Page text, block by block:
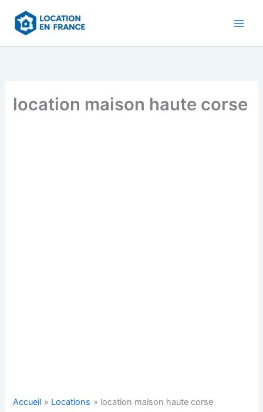
contenu
location maison haute corse
Accueil Locations location maison haute corse